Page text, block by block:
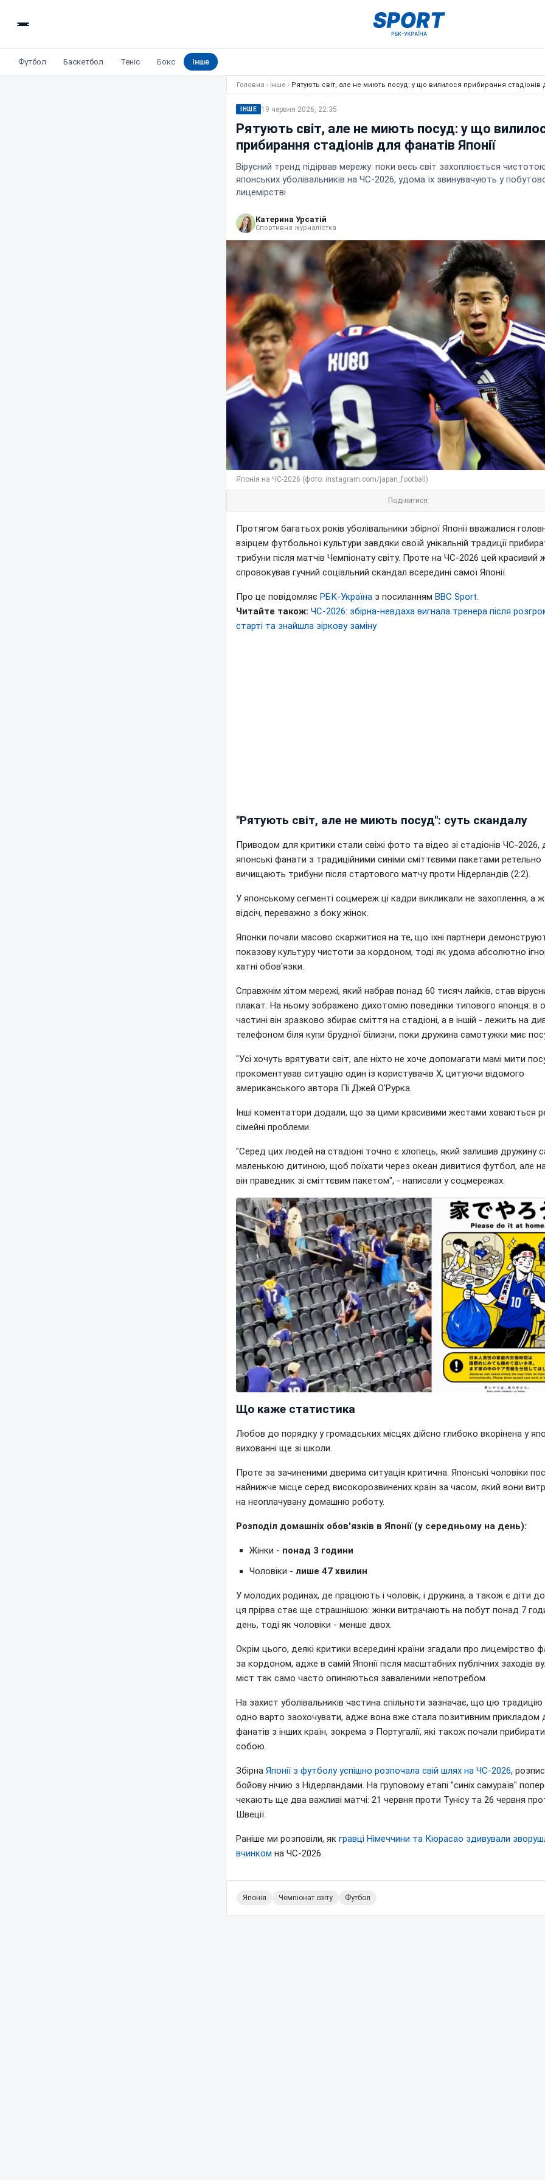
Футбол Баскетбол Теніс Бокс Інше
Головна › Інше › Рятують світ, але не миють посуд: у що вилилося прибирання стадіонів
ІНШЕ 19 червня 2026, 22:35
Рятують світ, але не миють посуд: у що
прибирання стадіонів для фанатів Японії
Вірусний тренд підірвав мережу: поки весь світ захоплюється
японських уболівальників на ЧС-2026, удома їх звинувачують у
лицемірстві
Катерина Урсатій
Спортивна журналістка
Японія на ЧС-2026 (фото: instagram.com/japan_football)
Поділитися:
Протягом багатьох років уболівальники збірної Японії вважалися
взірцем футбольної культури завдяки своїй унікальній традиції
трибуни після матчів Чемпіонату світу. Проте на ЧС-2026 цей красивий
спровокував гучний соціальний скандал всередині самої Японії.
Про це повідомляє РБК-Україна з посиланням BBC Sport.
Читайте також: ЧС-2026: збірна-невдаха вигнала тренера після
старті та знайшла зіркову заміну
"Рятують світ, але не миють посуд": суть скандалу
Приводом для критики стали свіжі фото та відео зі стадіонів ЧС-2026,
японські фанати з традиційними синіми сміттєвими пакетами ретельно
вичищають трибуни після стартового матчу проти Нідерландів (2:2).
У японському сегменті соцмереж ці кадри викликали не захоплення, а
відсіч, переважно з боку жінок.
Японки почали масово скаржитися на те, що їхні партнери
показову культуру чистоти за кордоном, тоді як удома абсолютно
хатні обов'язки.
Справжнім хітом мережі, який набрав понад 60 тисяч лайків, став
плакат. На ньому зображено дихотомію поведінки типового японця: в
частині він зразково збирає сміття на стадіоні, а в іншій - лежить на
телефоном біля купи брудної білизни, поки дружина самотужки миє
"Усі хочуть врятувати світ, але ніхто не хоче допомагати мамі мити
прокоментував ситуацію один із користувачів X, цитуючи відомого
американського автора Пі Джей О'Рурка.
Інші коментатори додали, що за цими красивими жестами ховаються
сімейні проблеми.
"Серед цих людей на стадіоні точно є хлопець, який залишив дружину
маленькою дитиною, щоб поїхати через океан дивитися футбол, але на
він праведник зі сміттєвим пакетом", - написали у соцмережах.
Що каже статистика
Любов до порядку у громадських місцях дійсно глибоко вкорінена у
вихованні ще зі школи.
Проте за зачиненими дверима ситуація критична. Японські чоловіки
найнижче місце серед високорозвинених країн за часом, який вони
на неоплачувану домашню роботу.
Розподіл домашніх обов'язків в Японії (у середньому на день):
Жінки - понад 3 години
Чоловіки - лише 47 хвилин
У молодих родинах, де працюють і чоловік, і дружина, а також є діти до
ця прірва стає ще страшнішою: жінки витрачають на побут понад 7
день, тоді як чоловіки - менше двох.
Окрім цього, деякі критики всередині країни згадали про лицемірство
за кордоном, адже в самій Японії після масштабних публічних заходів
міст так само часто опиняються заваленими непотребом.
На захист уболівальників частина спільноти зазначає, що цю традицію
одно варто заохочувати, адже вона вже стала позитивним прикладом
фанатів з інших країн, зокрема з Португалії, які також почали
собою.
Збірна Японії з футболу успішно розпочала свій шлях на ЧС-2026,
бойову нічию з Нідерландами. На груповому етапі "синіх самураїв"
чекають ще два важливі матчі: 21 червня проти Тунісу та 26 червня
Швеції.
Раніше ми розповіли, як гравці Німеччини та Кюрасао здивували
вчинком на ЧС-2026.
Японія Чемпіонат світу Футбол